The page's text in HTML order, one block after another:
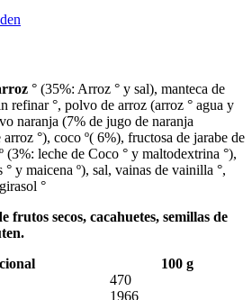
° (35%: Arroz ° y sal), manteca de
refinar °, polvo de arroz (arroz ° agua y
naranja (7% de jugo de naranja
°), coco º( 6%), fructosa de jarabe de
(3%: leche de Coco ° y maltodextrina °),
y maicena º), sal, vainas de vainilla °,
°
frutos secos, cacahuetes, semillas de
100 g
470
1966